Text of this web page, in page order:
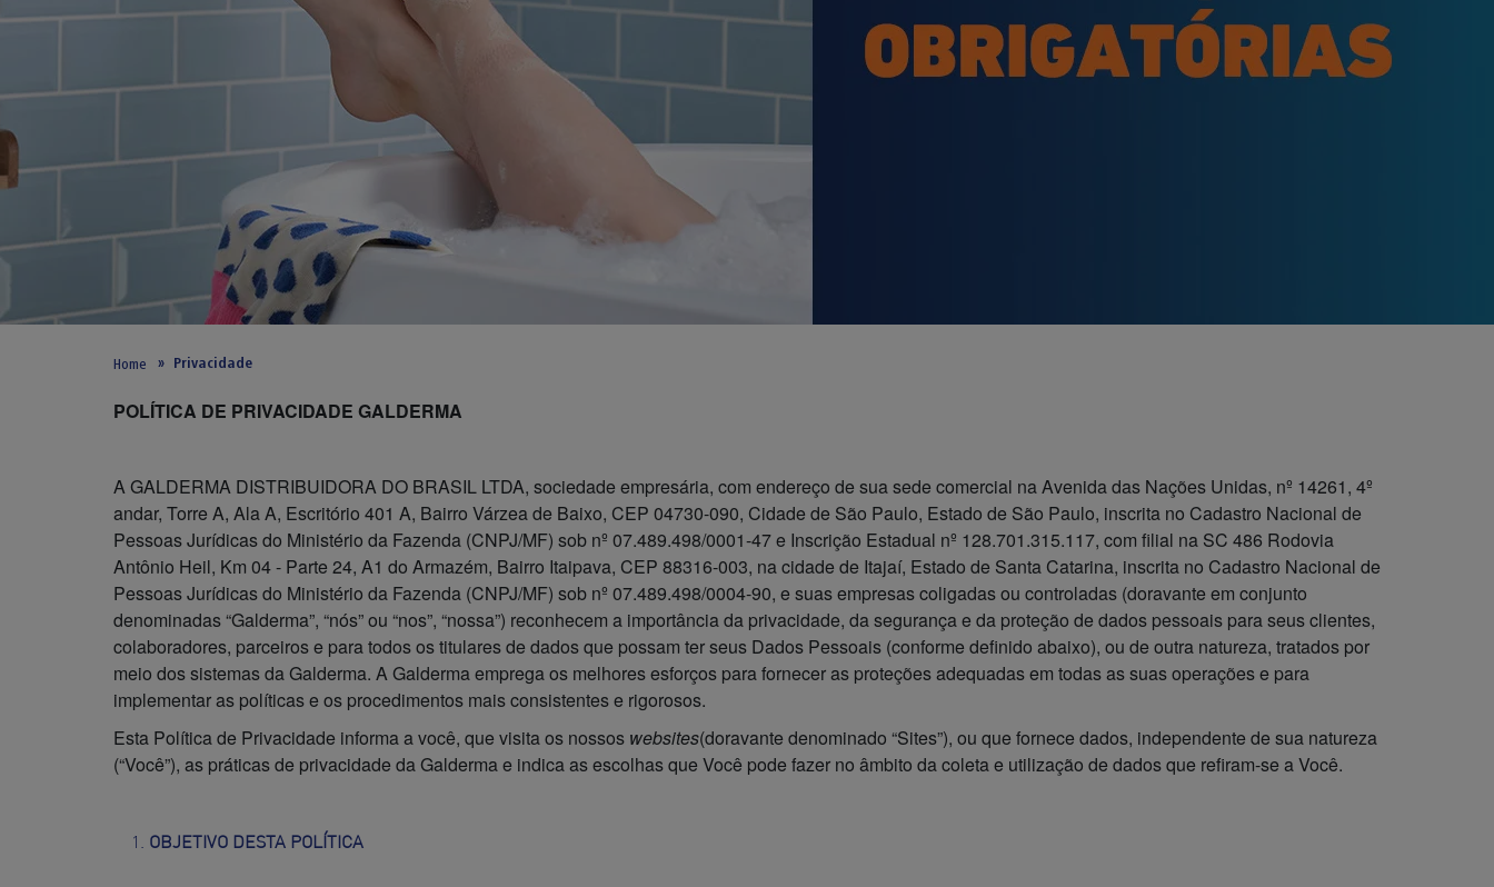
Home Privacidade
POLÍTICA DE PRIVACIDADE GALDERMA
A GALDERMA DISTRIBUIDORA DO BRASIL LTDA, sociedade empresária, com endereço de sua sede comercial na Avenida das Nações Unidas, nº 14261, 4º
andar, Torre A, Ala A, Escritório 401 A, Bairro Várzea de Baixo, CEP 04730-090, Cidade de São Paulo, Estado de São Paulo, inscrita no Cadastro Nacional de
Pessoas Jurídicas do Ministério da Fazenda (CNPJ/MF) sob nº 07.489.498/0001-47 e Inscrição Estadual nº 128.701.315.117, com filial na SC 486 Rodovia
Antônio Heil, Km 04 - Parte 24, A1 do Armazém, Bairro Itaipava, CEP 88316-003, na cidade de Itajaí, Estado de Santa Catarina, inscrita no Cadastro Nacional de
Pessoas Jurídicas do Ministério da Fazenda (CNPJ/MF) sob nº 07.489.498/0004-90, e suas empresas coligadas ou controladas (doravante em conjunto
denominadas “Galderma”, “nós” ou “nos”, “nossa”) reconhecem a importância da privacidade, da segurança e da proteção de dados pessoais para seus clientes,
colaboradores, parceiros e para todos os titulares de dados que possam ter seus Dados Pessoais (conforme definido abaixo), ou de outra natureza, tratados por
meio dos sistemas da Galderma. A Galderma emprega os melhores esforços para fornecer as proteções adequadas em todas as suas operações e para
implementar as políticas e os procedimentos mais consistentes e rigorosos.
Esta Política de Privacidade informa a você, que visita os nossos websites(doravante denominado “Sites”), ou que fornece dados, independente de sua natureza
(“Você”), as práticas de privacidade da Galderma e indica as escolhas que Você pode fazer no âmbito da coleta e utilização de dados que refiram-se a Você.
OBJETIVO DESTA POLÍTICA